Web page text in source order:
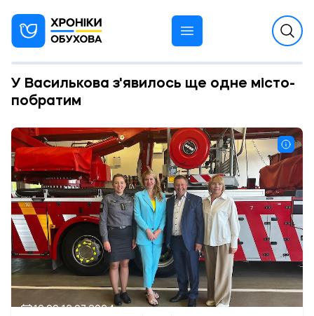
У Василькова з'явилось ще одне місто-
побратим
10:00 12.07.2024